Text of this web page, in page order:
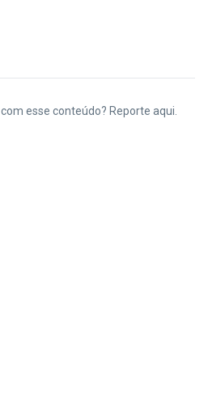
esse conteúdo? Reporte aqui.